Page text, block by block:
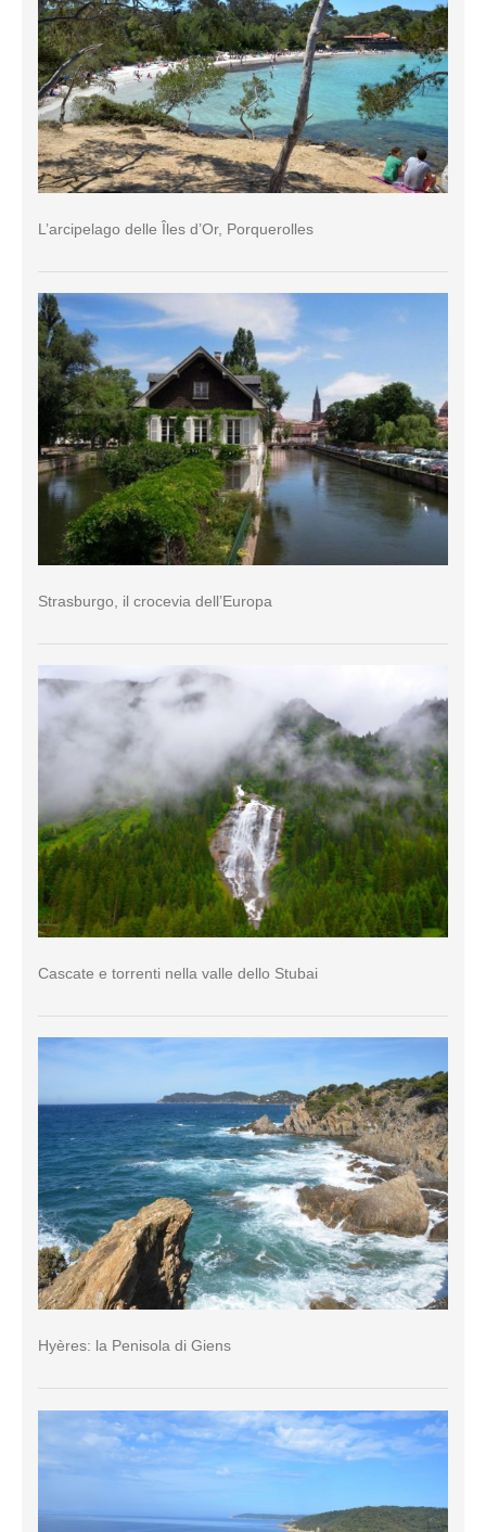
L’arcipelago delle Îles d’Or, Porquerolles
Strasburgo, il crocevia dell’Europa
Cascate e torrenti nella valle dello Stubai
Hyères: la Penisola di Giens